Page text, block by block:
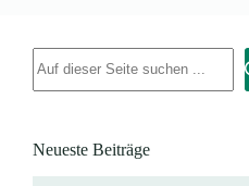
Neueste Beiträge